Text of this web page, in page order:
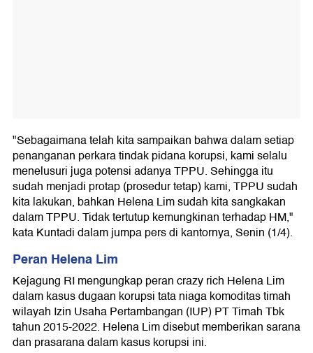
"Sebagaimana telah kita sampaikan bahwa dalam setiap
penanganan perkara tindak pidana korupsi, kami selalu
menelusuri juga potensi adanya TPPU. Sehingga itu
sudah menjadi protap (prosedur tetap) kami, TPPU sudah
kita lakukan, bahkan Helena Lim sudah kita sangkakan
dalam TPPU. Tidak tertutup kemungkinan terhadap HM,"
kata Kuntadi dalam jumpa pers di kantornya, Senin (1/4).
Peran Helena Lim
Kejagung RI mengungkap peran crazy rich Helena Lim
dalam kasus dugaan korupsi tata niaga komoditas timah
wilayah Izin Usaha Pertambangan (IUP) PT Timah Tbk
tahun 2015-2022. Helena Lim disebut memberikan sarana
dan prasarana dalam kasus korupsi ini.